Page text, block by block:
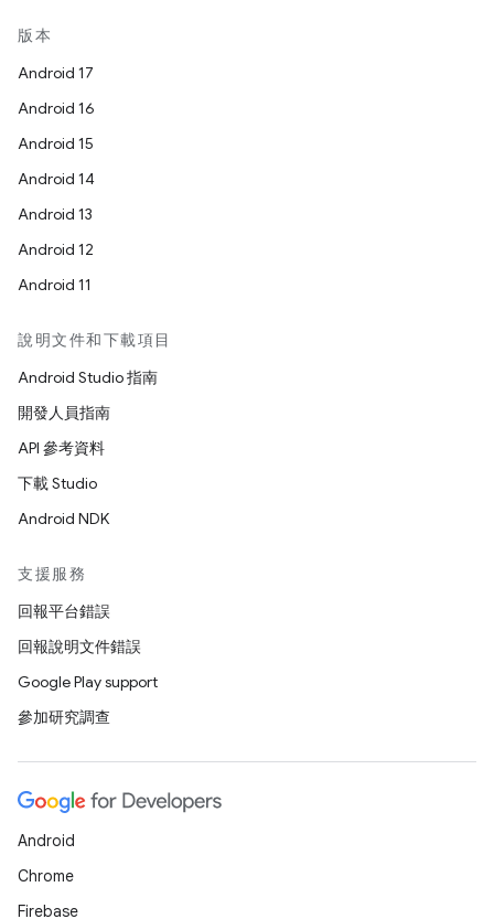
版本
Android 17
Android 16
Android 15
Android 14
Android 13
Android 12
Android 11
說明文件和下載項目
Android Studio 指南
開發人員指南
API 參考資料
下載 Studio
Android NDK
支援服務
回報平台錯誤
回報說明文件錯誤
Google Play support
參加研究調查
Android
Chrome
Firebase